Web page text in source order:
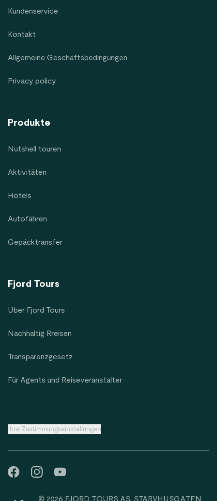
Kundenservice
Kontakt
Allgemeine Geschäftsbedingungen
Privacy policy
Produkte
Nutshell touren
Aktivitäten
Hotels
Autofähren
Gepäcktransfer
Fjord Tours
Über Fjord Tours
Nachhaltig Rreisen
Transparenzgesetz
Für Agents und Reiseveranstalter
Ihre Zustimmungseinstellungen
© 2026 FJORD TOURS AS, STARVHUSGATEN